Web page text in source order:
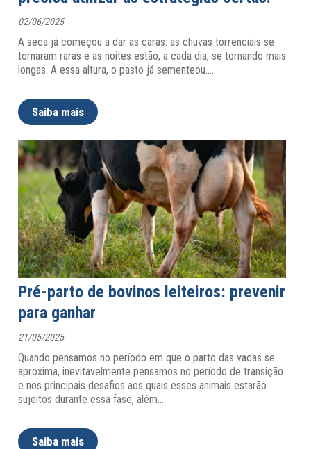
02/06/2025
A seca já começou a dar as caras: as chuvas torrenciais se
tornaram raras e as noites estão, a cada dia, se tornando mais
longas. A essa altura, o pasto já sementeou.…
Saiba mais
Pré-parto de bovinos leiteiros: prevenir
para ganhar
21/05/2025
Quando pensamos no período em que o parto das vacas se
aproxima, inevitavelmente pensamos no período de transição
e nos principais desafios aos quais esses animais estarão
sujeitos durante essa fase, além
Saiba mais